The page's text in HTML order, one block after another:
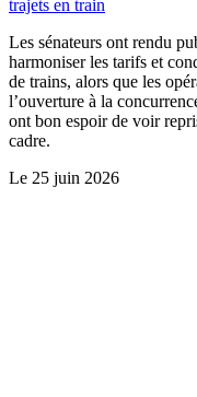
trajets en train
Les sénateurs ont rendu
harmoniser les tarifs et
de trains, alors que les
l’ouverture à la
ont bon espoir de voir
cadre.
Le 25 juin 2026